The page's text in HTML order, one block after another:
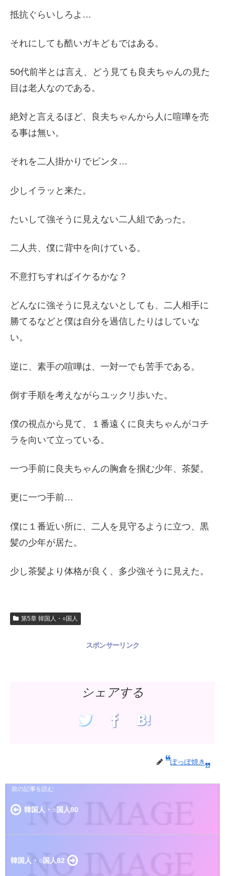
抵抗ぐらいしろよ…
それにしても酷いガキどもではある。
50代前半とは言え、どう見ても良夫ちゃんの見た
目は老人なのである。
絶対と言えるほど、良夫ちゃんから人に喧嘩を売
る事は無い。
それを二人掛かりでビンタ…
少しイラッと来た。
たいして強そうに見えない二人組であった。
二人共、僕に背中を向けている。
不意打ちすればイケるかな？
どんなに強そうに見えないとしても、二人相手に
勝てるなどと僕は自分を過信したりはしていな
い。
逆に、素手の喧嘩は、一対一でも苦手である。
倒す手順を考えながらユックリ歩いた。
僕の視点から見て、１番遠くに良夫ちゃんがコチ
ラを向いて立っている。
一つ手前に良夫ちゃんの胸倉を掴む少年、茶髪。
更に一つ手前…
僕に１番近い所に、二人を見守るように立つ、黒
髪の少年が居た。
少し茶髪より体格が良く、多少強そうに見えた。
第5章 韓国人・○国人
スポンサーリンク
シェアする
ぽっぽ焼き
韓国人・○国人80
韓国人・○国人82